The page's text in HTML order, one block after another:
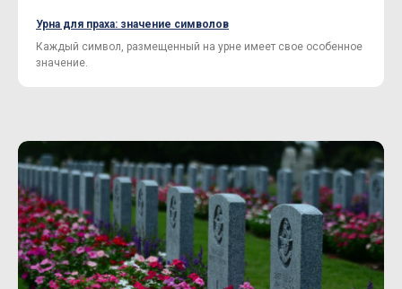
Урна для праха: значение символов
Каждый символ, размещенный на урне имеет свое особенное
значение.